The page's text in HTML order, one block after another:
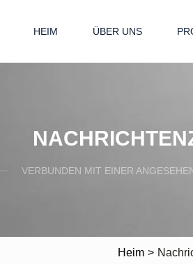
HEIM ÜBER UNS
VERBUNDEN MIT EINER
Heim >